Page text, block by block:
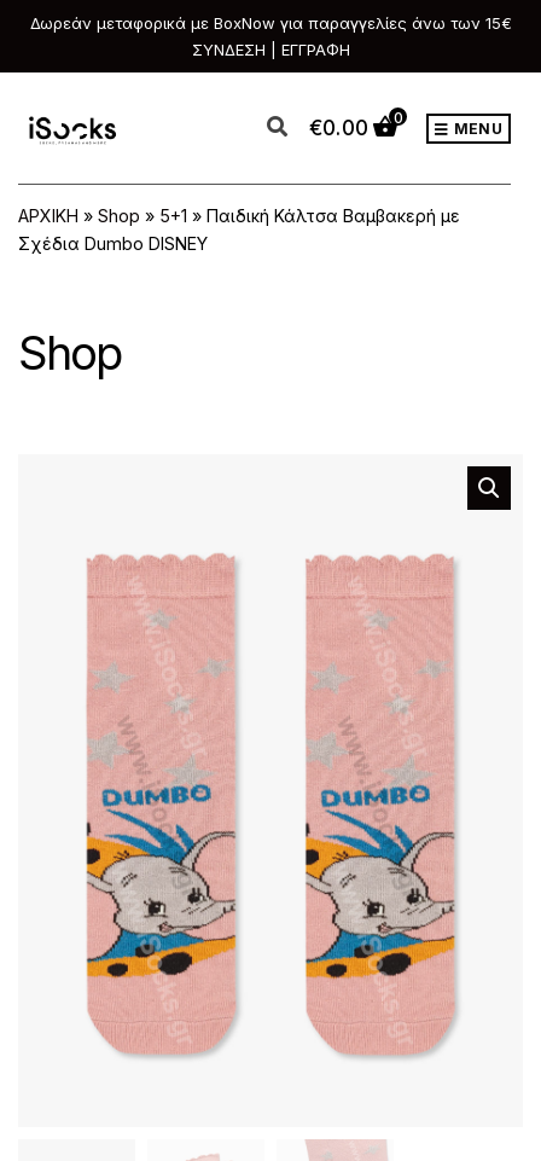
Δωρεάν μεταφορικά με BoxNow για παραγγελίες άνω των 15€
ΣΥΝΔΕΣΗ | ΕΓΓΡΑΦΗ
€0.00 0
MENU
ΑΡΧΙΚΗ » Shop » 5+1 » Παιδική Κάλτσα Βαμβακερή με
Σχέδια Dumbo DISNEY
Shop